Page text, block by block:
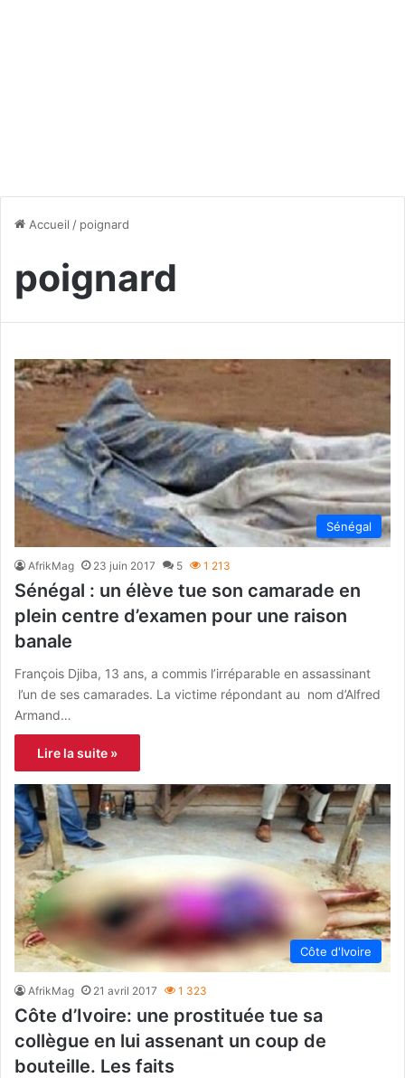
Accueil / poignard
poignard
Sénégal
AfrikMag 23 juin 2017 5 1 213
Sénégal : un élève tue son camarade en
plein centre d’examen pour une raison
banale
François Djiba, 13 ans, a commis l’irréparable en assassinant
l’un de ses camarades. La victime répondant au nom d’Alfred
Armand…
Lire la suite »
Côte d'Ivoire
AfrikMag 21 avril 2017 1 323
Côte d’Ivoire: une prostituée tue sa
collègue en lui assenant un coup de
bouteille. Les faits